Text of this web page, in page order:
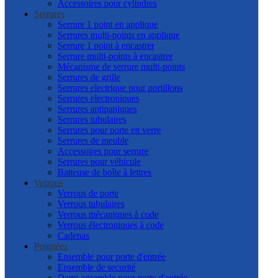
Accessoires pour cylindres
Serrures
Serrure 1 point en applique
Serrures multi-points en applique
Serrure 1 point à encastrer
Serrure multi-points à encastrer
Mécanisme de serrure multi-points
Serrures de grille
Serrures electrique pour portillons
Serrures electroniques
Serrures antipaniques
Serrures tubulaires
Serrures pour porte en verre
Serrures de meuble
Accessoires pour serrure
Serrures pour véhicule
Batteuse de boîte à lettres
Verrous
Verrous de porte
Verrous tubulaires
Verrous mécaniques à code
Verrous électroniques à code
Cadenas
Poignées
Ensemble pour porte d'entrée
Ensemble de securité